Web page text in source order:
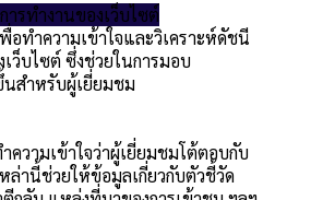
รทำงานของเว็บไซต์
ทำความเข้าใจและวิเคราะห์ดัชนี
ว็บไซต์ ซึ่งช่วยในการมอบ
สำหรับผู้เยี่ยมชม
ความเข้าใจว่าผู้เยี่ยมชมโต้ตอบกับ
หล่านี้ช่วยให้ข้อมูลเกี่ยวกับตัวชี้วัด